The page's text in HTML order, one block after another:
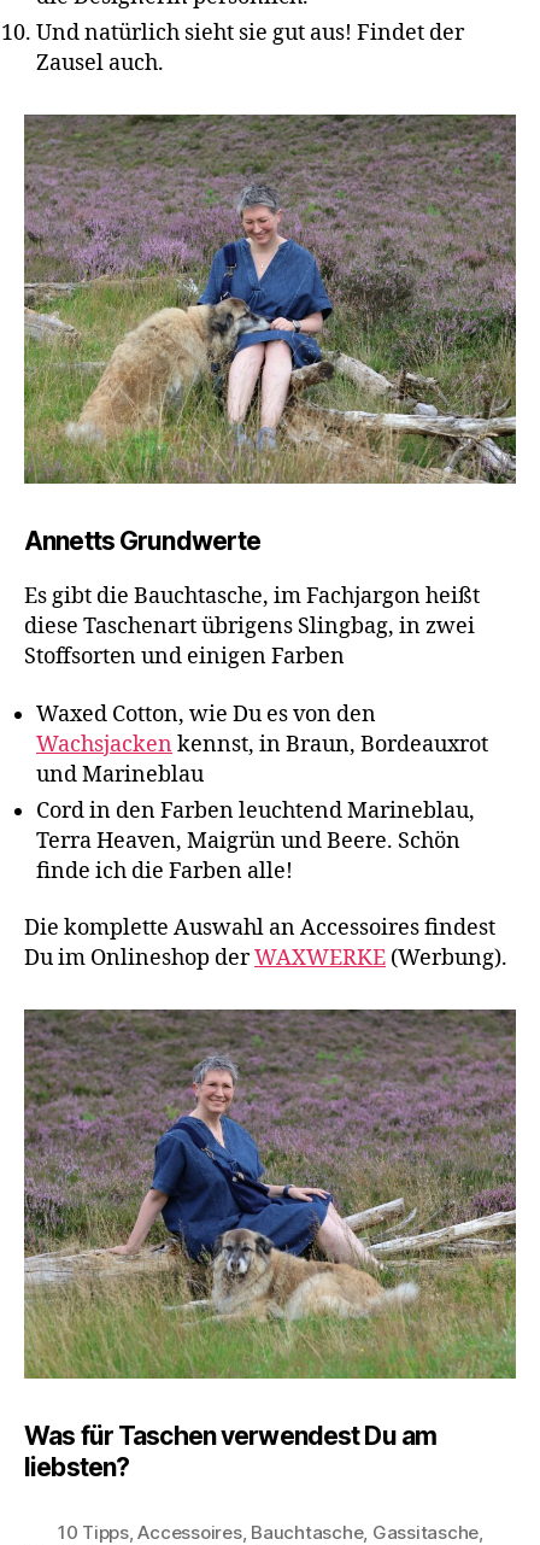
Und natürlich sieht sie gut aus! Findet der
Zausel auch.
Annetts Grundwerte
Es gibt die Bauchtasche, im Fachjargon heißt
diese Taschenart übrigens Slingbag, in zwei
Stoffsorten und einigen Farben
Waxed Cotton, wie Du es von den
Wachsjacken kennst, in Braun, Bordeauxrot
und Marineblau
Cord in den Farben leuchtend Marineblau,
Terra Heaven, Maigrün und Beere. Schön
finde ich die Farben alle!
Die komplette Auswahl an Accessoires findest
Du im Onlineshop derWAXWERKE (Werbung).
Was für Taschen verwendest Du am
liebsten?
10 Tipps,Accessoires, Bauchtasche, Gassitasche